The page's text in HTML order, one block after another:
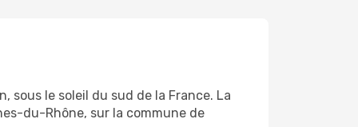
le soleil du sud de la France. La
du-Rhône, sur la commune de